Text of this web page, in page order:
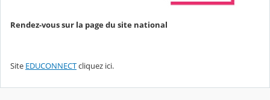
Rendez-vous sur la page du site national
Site EDUCONNECTcliquez ici.